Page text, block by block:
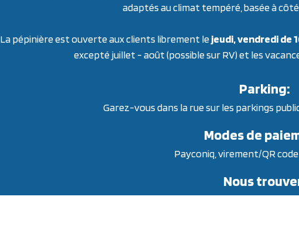
adaptés au climat tempéré, basée à
La pépinière est ouverte aux clients librement lejeudi, vendredi de
excepté juillet - août (possible sur RV) et les
Parking:
Garez-vous dans la rue sur les parkings
Modes de
Payconiq, virement/QR code
Nous